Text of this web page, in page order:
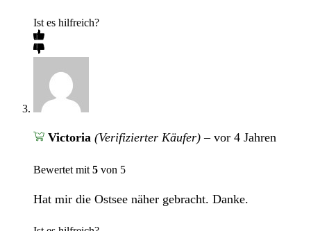
Ist es hilfreich?
Victoria (Verifizierter Käufer) – vor 4 Jahren
Bewertet mit 5 von 5
Hat mir die Ostsee näher gebracht. Danke.